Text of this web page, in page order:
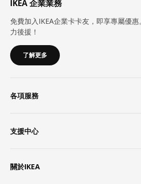
IKEA 企業業務
免費加入IKEA企業卡卡友，即享專屬優
力後援！
了解更多
各項服務
支援中心
關於IKEA